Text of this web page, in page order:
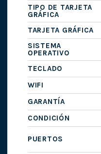
TIPO DE TARJETA
GRÁFICA
TARJETA GRÁFICA
SISTEMA
OPERATIVO
TECLADO
WIFI
GARANTÍA
CONDICIÓN
PUERTOS